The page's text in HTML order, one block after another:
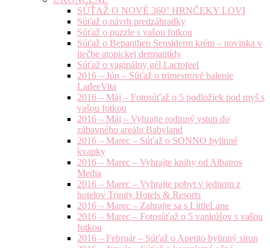
SÚŤAŽ O NOVÉ 360° HRNČEKY LOVI
Súťaž o návrh predzáhradky
Súťaž o puzzle s vašou fotkou
Súťaž o Bepanthen Sensiderm krém – novinka v
liečbe atopickej dermatitídy
Súťaž o vaginálny gél Lactofeel
2016 – Jún – Súťaž o trimestrové balenie
LadeeVita
2016 – Máj – Fotosúťaž o 5 podložiek pod myš s
vašou fotkou
2016 – Máj – Vyhrajte rodinný vstup do
zábavného areálu Babyland
2016 – Marec – Súťaž o SONNO bylinné
kvapky
2016 – Marec – Vyhrajte knihy od Albatros
Media
2016 – Marec – Vyhrajte pobyt v jednom z
hotelov Trinity Hotels & Resorts
2016 – Marec – Zahrajte sa s LittleLane
2016 – Marec – Fotosúťaž o 5 vankúšov s vašou
fotkou
2016 – Február – Súťaž o Apetito bylinný sirup